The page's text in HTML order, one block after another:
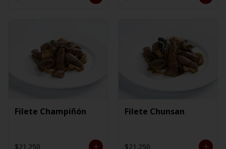
Filete Champiñón
$21.250
Filete Chunsan
$21.250